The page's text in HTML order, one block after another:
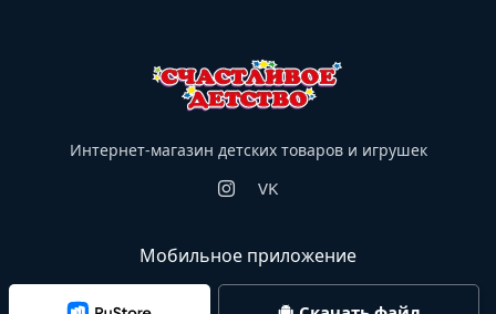
Интернет-магазин детских товаров и игрушек
VK
Мобильное приложение